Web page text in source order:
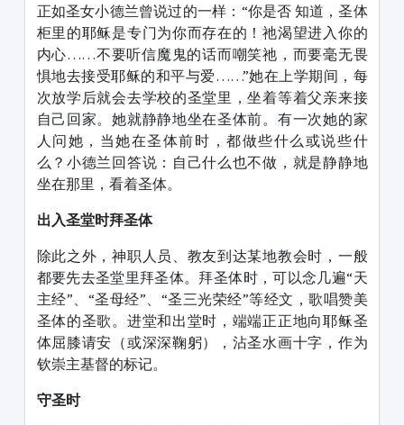
正如圣女小德兰曾说过的一样：“你是否 知道，圣体
柜里的耶稣是专门为你而存在的！祂渴望进入你的
内心……不要听信魔鬼的话而嘲笑祂，而要毫无畏
惧地去接受耶稣的和平与爱……”她在上学期间，每
次放学后就会去学校的圣堂里，坐着等着父亲来接
自己回家。她就静静地坐在圣体前。有一次她的家
人问她，当她在圣体前时，都做些什么或说些什
么？小德兰回答说：自己什么也不做，就是静静地
坐在那里，看着圣体。
出入圣堂时拜圣体
除此之外，神职人员、教友到达某地教会时，一般
都要先去圣堂里拜圣体。拜圣体时，可以念几遍“天
主经”、“圣母经”、“圣三光荣经”等经文，歌唱赞美
圣体的圣歌。进堂和出堂时，端端正正地向耶稣圣
体屈膝请安（或深深鞠躬），沾圣水画十字，作为
钦崇主基督的标记。
守圣时